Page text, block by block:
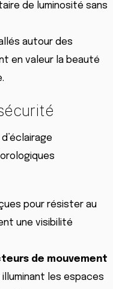
de luminosité sans
autour des
en valeur la beauté
pour résister au
une visibilité
de mouvement
les espaces